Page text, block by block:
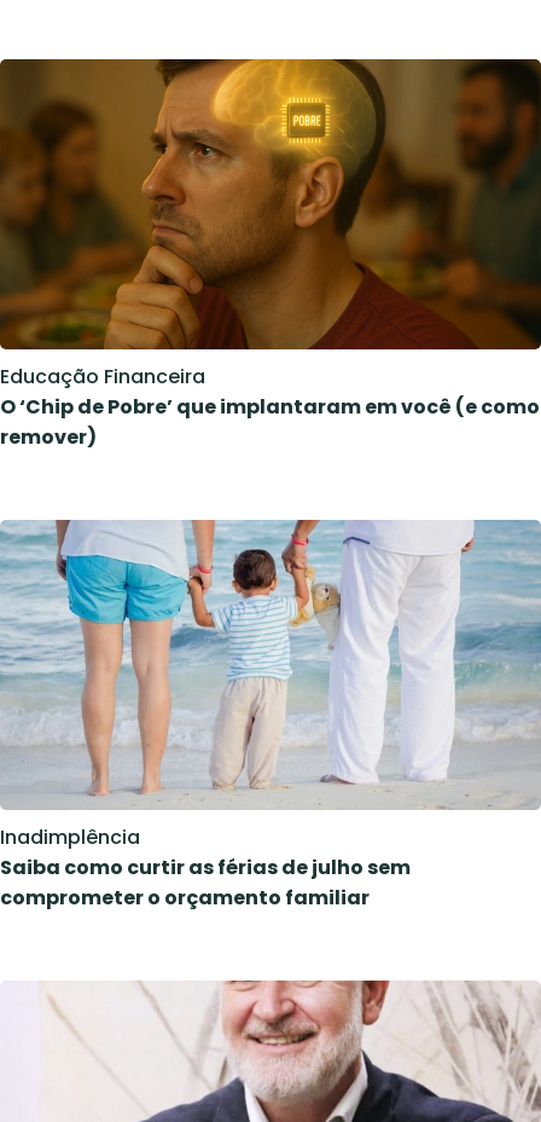
Educação Financeira
O ‘Chip de Pobre’ que implantaram em você (e como
remover)
Inadimplência
Saiba como curtir as férias de julho sem
comprometer o orçamento familiar